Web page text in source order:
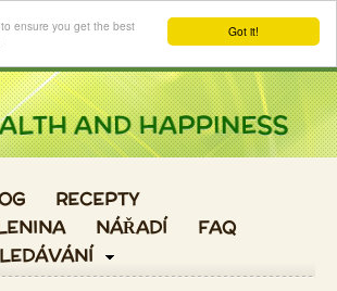
Got it!
ensure you get the best Login
RECEPTY
NÁŘADÍ
FAQ